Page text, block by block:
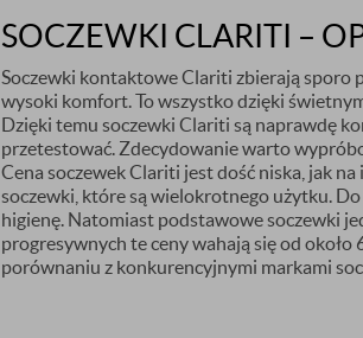
SOCZEWKI CLARITI –
Soczewki kontaktowe Clariti zbierają sporo
wysoki komfort. To wszystko dzięki
Dzięki temu soczewki Clariti są naprawdę
przetestować. Zdecydowanie warto
Cena soczewek Clariti jest dość niska, jak na
soczewki, które są wielokrotnego użytku.
higienę. Natomiast podstawowe soczewki
progresywnych te ceny wahają się od
porównaniu z konkurencyjnymi markami